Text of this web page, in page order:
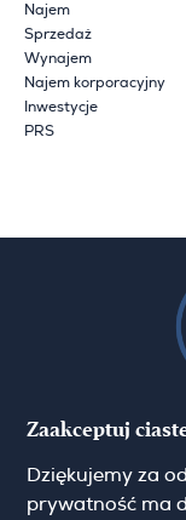
Najem
Sprzedaż
Wynajem
Najem korporacyjny
Inwestycje
PRS
Na wyłączność
Technologia
Przydatne linki Kraków
Zaakceptuj
Dziękujemy za
prywatność ma